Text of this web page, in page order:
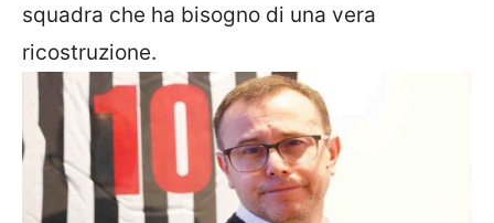
squadra che ha bisogno di una vera
ricostruzione.